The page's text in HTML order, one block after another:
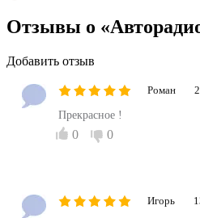
Отзывы о
Добавить отзыв
Роман
Прекрасное !
0 0
Игорь